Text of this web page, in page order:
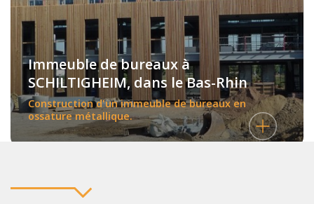
Immeuble de bureaux à
SCHILTIGHEIM, dans le Bas-Rhin
Construction d'un immeuble de bureaux en
ossature métallique.